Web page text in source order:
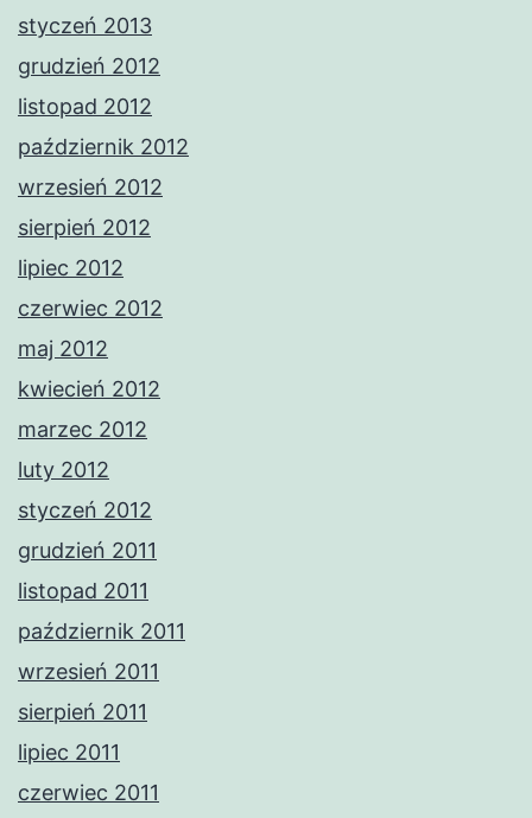
styczeń 2013
grudzień 2012
listopad 2012
październik 2012
wrzesień 2012
sierpień 2012
lipiec 2012
czerwiec 2012
maj 2012
kwiecień 2012
marzec 2012
luty 2012
styczeń 2012
grudzień 2011
listopad 2011
październik 2011
wrzesień 2011
sierpień 2011
lipiec 2011
czerwiec 2011